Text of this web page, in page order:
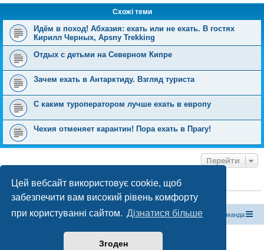
Цей вебсайт використовує cookie, щоб
забезпечити вам високий рівень комфорту
при користуванні сайтом. Дізнатися більше
Згоден
Схожі теми
Идём в поход! Абхазия: ехать или не ехать. В гостях
Кирилл Черных, Apsny Trekking
Отдых с детьми на Северном Кипре
Зачем ехать в Антарктиду. Взгляд туриста
C каким туроператором лучше ехать в европу
Чехия отменяет карантин! Пора ехать в Прагу!
Перейти
ХТО ЗАРАЗ ОНЛАЙН
Зараз переглядають цей форум:ClaudeBot [бот ШІ]і 1 гість
Магазин спорядження Туристичний форум «Рюкзак» Команда
Працює на phpBB® Forum Software © phpBB Limited
Конфіденційність